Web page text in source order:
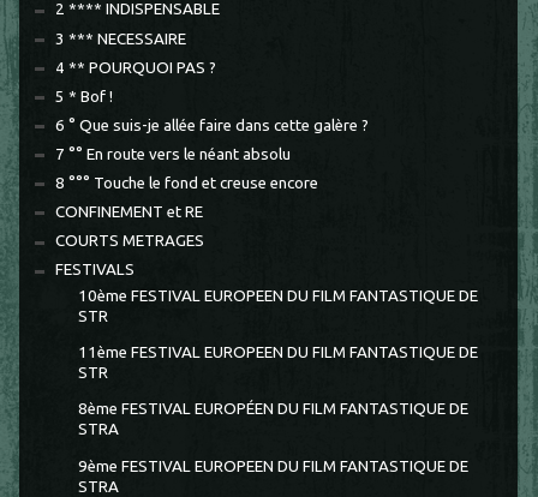
2 **** INDISPENSABLE
3 *** NECESSAIRE
4 ** POURQUOI PAS ?
5 * Bof !
6 ° Que suis-je allée faire dans cette galère ?
7 °° En route vers le néant absolu
8 °°° Touche le fond et creuse encore
CONFINEMENT et RE
COURTS METRAGES
FESTIVALS
10ème FESTIVAL EUROPEEN DU FILM FANTASTIQUE DE
STR
11ème FESTIVAL EUROPEEN DU FILM FANTASTIQUE DE
STR
8ème FESTIVAL EUROPÉEN DU FILM FANTASTIQUE DE
STRA
9ème FESTIVAL EUROPEEN DU FILM FANTASTIQUE DE
STRA